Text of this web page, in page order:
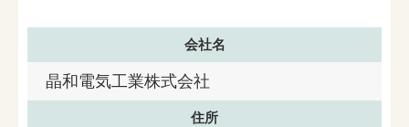
会社名
晶和電気工業株式会社
住所